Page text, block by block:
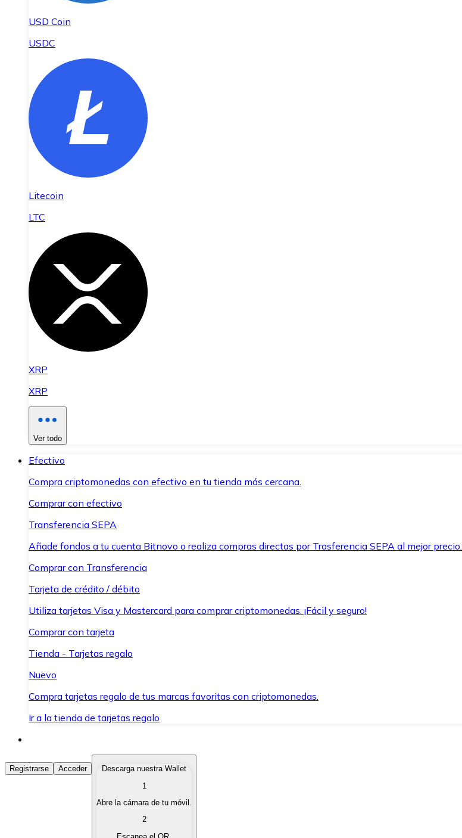
USD Coin
USDC
Litecoin
LTC
XRP
XRP
Ver todo
Efectivo
Compra criptomonedas con efectivo en tu tienda más cercana.
Comprar con efectivo
Transferencia SEPA
Añade fondos a tu cuenta Bitnovo o realiza compras directas por Trasferencia SEPA al mejor precio.
Comprar con Transferencia
Tarjeta de crédito / débito
Utiliza tarjetas Visa y Mastercard para comprar criptomonedas. ¡Fácil y seguro!
Comprar con tarjeta
Tienda - Tarjetas regalo
Nuevo
Compra tarjetas regalo de tus marcas favoritas con criptomonedas.
Ir a la tienda de tarjetas regalo
Comprar Criptomonedas
Compra criptomonedas con diferentes métodos de pago.
Vende tus criptomonedas de forma rápida y segura.
Registrarse Acceder
Descarga nuestra Wallet
1
Abre la cámara de tu móvil.
2